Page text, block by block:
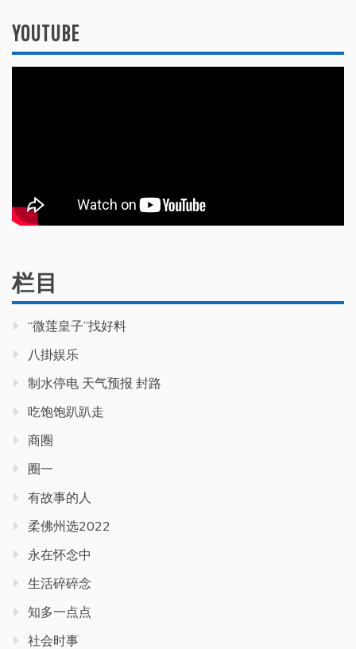
YOUTUBE
栏目
“微莲皇子”找好料
八掛娱乐
制水停电 天气预报 封路
吃饱饱趴趴走
商圈
圈一
有故事的人
柔佛州选2022
永在怀念中
生活碎碎念
知多一点点
社会时事